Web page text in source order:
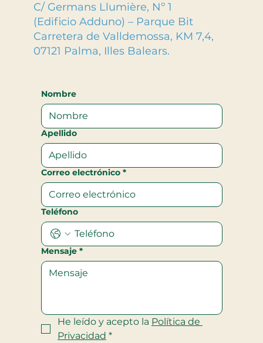
C/ Germans Llumière, Nº 1
(Edificio Adduno) – Parque Bit
Carretera de Valldemossa, KM 7,4,
07121 Palma, Illes Balears.
Nombre
Apellido
Correo electrónico *
Teléfono
Mensaje *
He leído y acepto la Política de
Privacidad *